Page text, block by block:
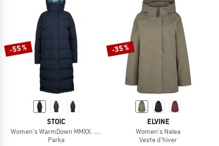
-55 %
STOIC
Women's WarmDown MMXX. Pitea Long Parka
Parka
-35 %
ELVINE
Women's Nalea
Veste d'hiver